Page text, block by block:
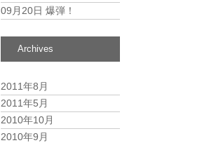
09月20日 爆弾！
Archives
2011年8月
2011年5月
2010年10月
2010年9月